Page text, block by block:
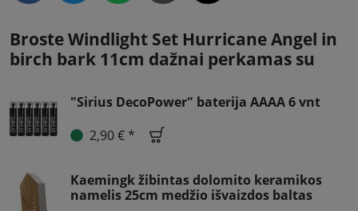
Broste Windlight Set Hurricane Angel in
birch bark 11cm dažnai perkamas su
"Sirius DecoPower" baterija AAAA 6 vnt
2,90 € *
Kaemingk žibintas dolomito keramikos
namelis 25cm medžio išvaizdos baltas